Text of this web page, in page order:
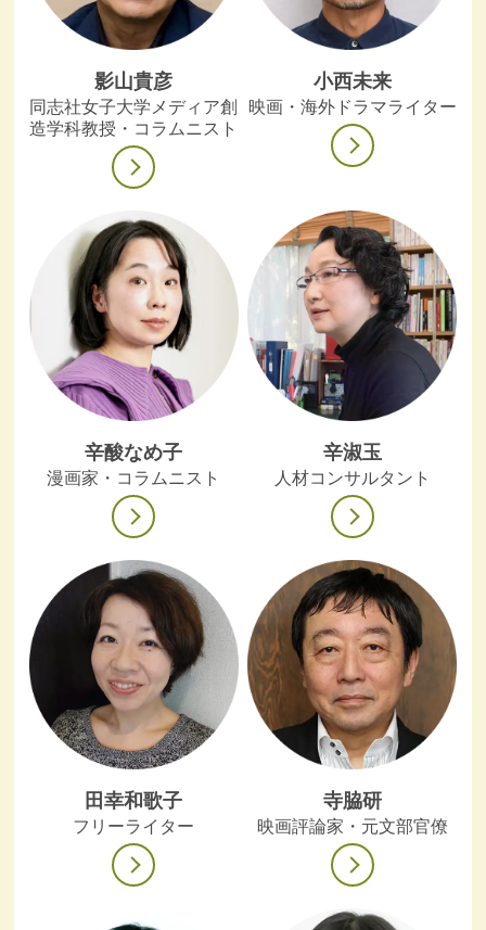
影山貴彦
同志社女子大学メディア創
造学科教授・コラムニスト
小西未来
映画・海外ドラマライター
辛酸なめ子
漫画家・コラムニスト
辛淑玉
人材コンサルタント
田幸和歌子
フリーライター
寺脇研
映画評論家・元文部官僚